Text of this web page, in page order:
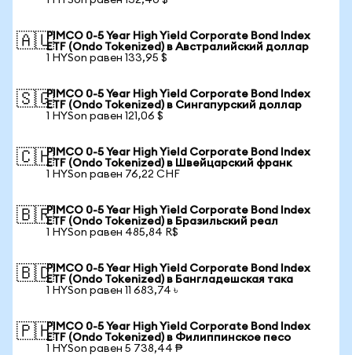
🇦🇺PIMCO 0-5 Year High Yield Corporate Bond Index
ETF (Ondo Tokenized) в Австралийский доллар
1 HYSon равен 133,95 $
🇸🇬PIMCO 0-5 Year High Yield Corporate Bond Index
ETF (Ondo Tokenized) в Сингапурский доллар
1 HYSon равен 121,06 $
🇨🇭PIMCO 0-5 Year High Yield Corporate Bond Index
ETF (Ondo Tokenized) в Швейцарский франк
1 HYSon равен 76,22 CHF
🇧🇷PIMCO 0-5 Year High Yield Corporate Bond Index
ETF (Ondo Tokenized) в Бразильский реал
1 HYSon равен 485,84 R$
🇧🇩PIMCO 0-5 Year High Yield Corporate Bond Index
ETF (Ondo Tokenized) в Бангладешская така
1 HYSon равен 11 683,74 ৳
🇵🇭PIMCO 0-5 Year High Yield Corporate Bond Index
ETF (Ondo Tokenized) в Филиппинское песо
1 HYSon равен 5 738,44 ₱